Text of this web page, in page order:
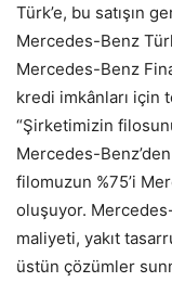
Türk’e, bu satışın
Mercedes-Benz
Mercedes-Benz
kredi imkânları için
“Şirketimizin
Mercedes-
filomuzun %75’i
oluşuyor.
maliyeti, yakıt
üstün çözümler